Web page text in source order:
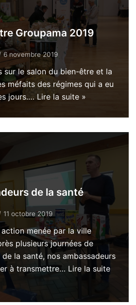
Groupama 2019
6 novembre 2019
sur le salon du bien-être et la
méfaits des régimes qui a eu
jours.… Lire la suite »
de la santé
11 octobre 2019
menée par la ville
plusieurs journées de
la santé, nos ambassadeurs
à transmettre… Lire la suite